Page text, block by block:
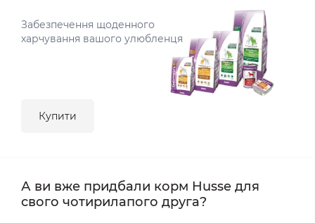
Забезпечення щоденного
харчування вашого улюбленця
Купити
А ви вже придбали корм Husse для
свого чотирилапого друга?